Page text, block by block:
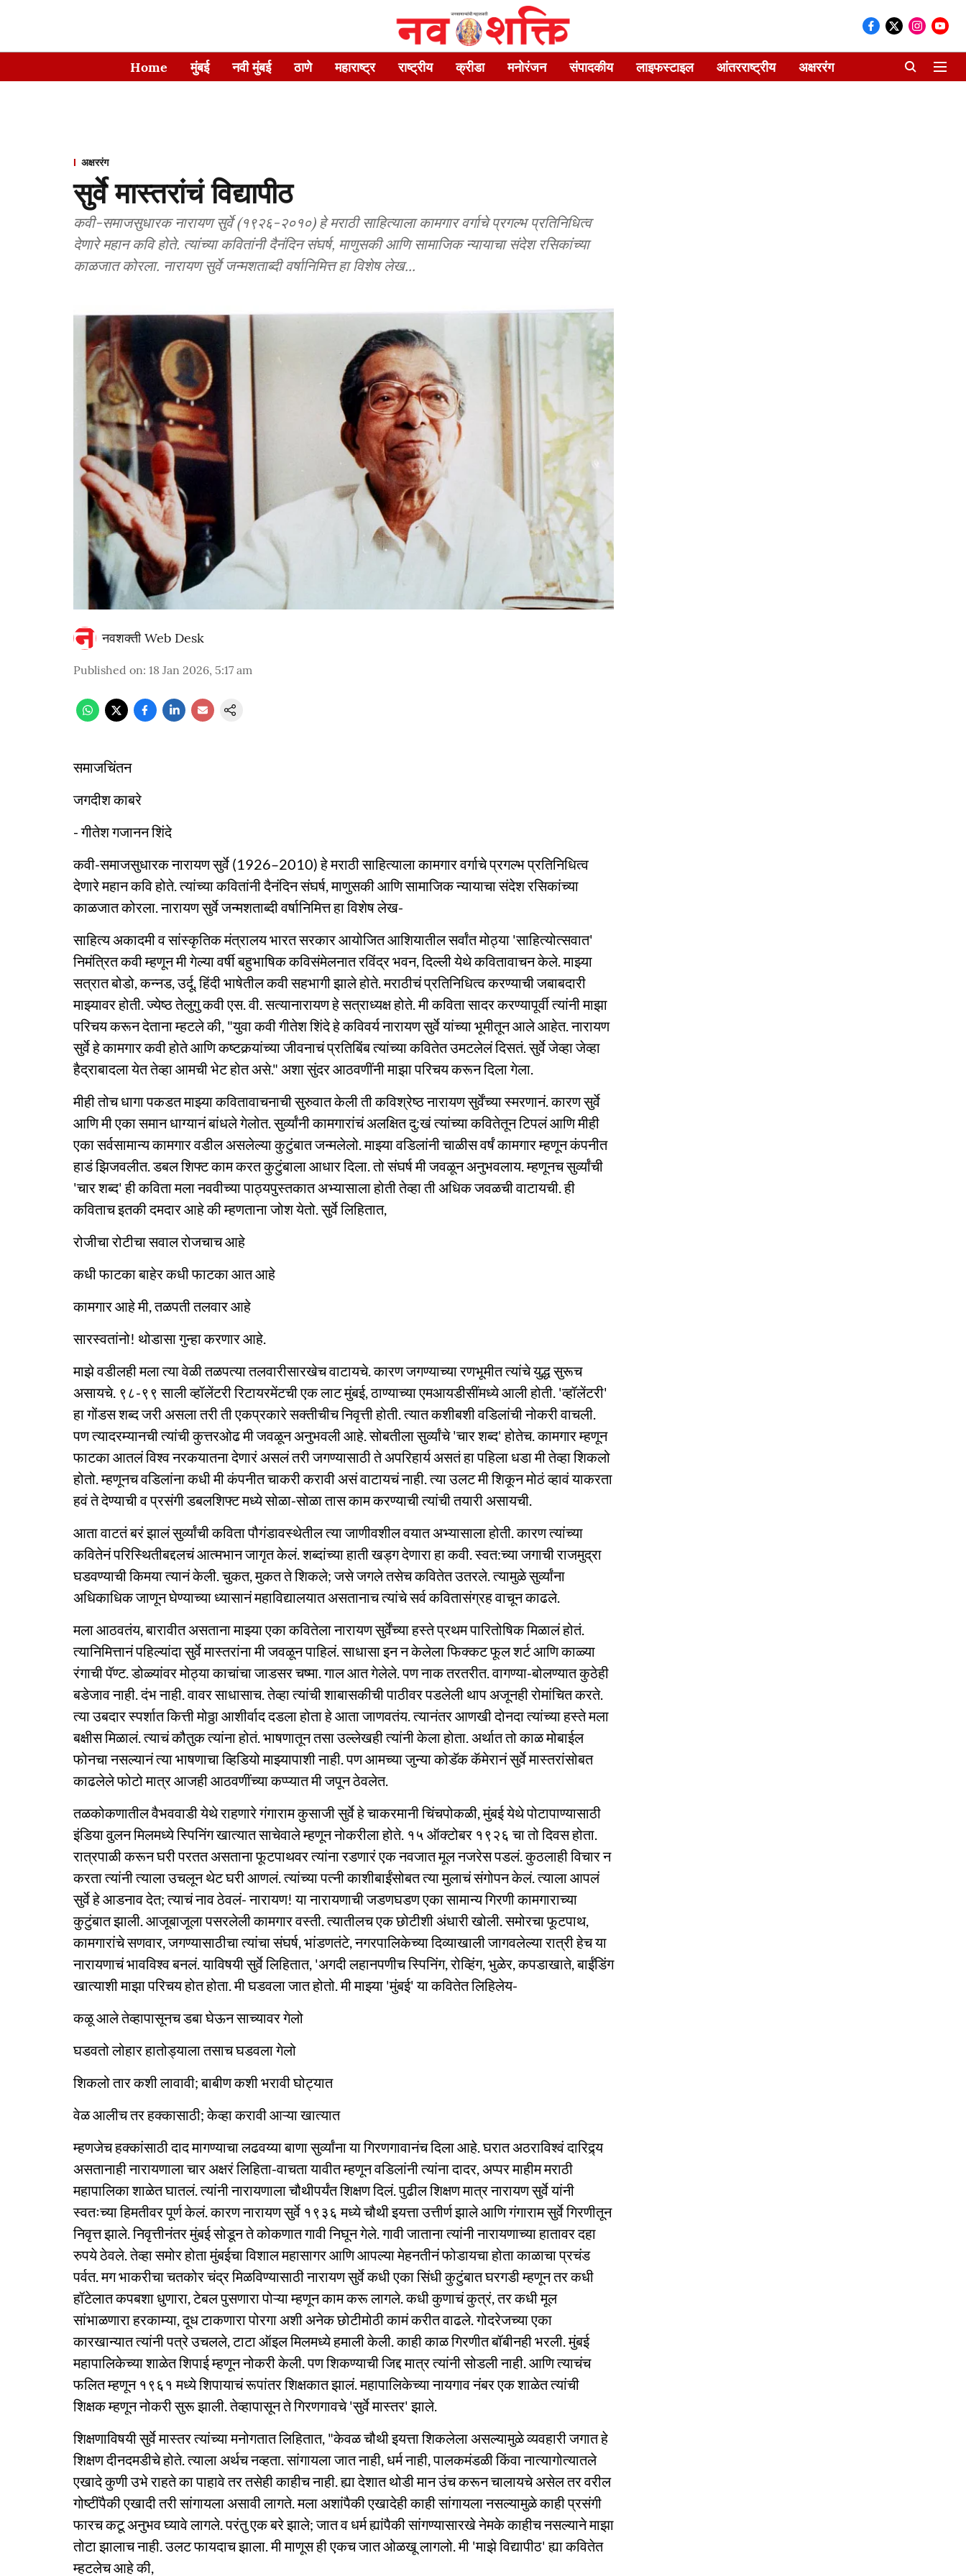
Home मुंबई नवी मुंबई ठाणे महाराष्ट्र राष्ट्रीय क्रीडा मनोरंजन संपादकीय लाइफस्टाइल आंतरराष्ट्रीय अक्षररंग
अक्षररंग
सुर्वे मास्तरांचं विद्यापीठ
कवी-समाजसुधारक नारायण सुर्वे (१९२६-२०१०) हे मराठी साहित्याला कामगार वर्गाचे प्रगल्भ प्रतिनिधित्व
देणारे महान कवि होते. त्यांच्या कवितांनी दैनंदिन संघर्ष, माणुसकी आणि सामाजिक न्यायाचा संदेश रसिकांच्या
काळजात कोरला. नारायण सुर्वे जन्मशताब्दी वर्षानिमित्त हा विशेष लेख...
नवशक्ती Web Desk
Published on: 18 Jan 2026, 5:17 am
समाजचिंतन
जगदीश काबरे
- गीतेश गजानन शिंदे
कवी-समाजसुधारक नारायण सुर्वे (1926–2010) हे मराठी साहित्याला कामगार वर्गाचे प्रगल्भ प्रतिनिधित्व
देणारे महान कवि होते. त्यांच्या कवितांनी दैनंदिन संघर्ष, माणुसकी आणि सामाजिक न्यायाचा संदेश रसिकांच्या
काळजात कोरला. नारायण सुर्वे जन्मशताब्दी वर्षानिमित्त हा विशेष लेख-
साहित्य अकादमी व सांस्कृतिक मंत्रालय भारत सरकार आयोजित आशियातील सर्वांत मोठ्या 'साहित्योत्सवात'
निमंत्रित कवी म्हणून मी गेल्या वर्षी बहुभाषिक कविसंमेलनात रविंद्र भवन, दिल्ली येथे कवितावाचन केले. माझ्या
सत्रात बोडो, कन्नड, उर्दू, हिंदी भाषेतील कवी सहभागी झाले होते. मराठीचं प्रतिनिधित्व करण्याची जबाबदारी
माझ्यावर होती. ज्येष्ठ तेलुगु कवी एस. वी. सत्यानारायण हे सत्राध्यक्ष होते. मी कविता सादर करण्यापूर्वी त्यांनी माझा
परिचय करून देताना म्हटले की, "युवा कवी गीतेश शिंदे हे कविवर्य नारायण सुर्वे यांच्या भूमीतून आले आहेत. नारायण
सुर्वे हे कामगार कवी होते आणि कष्टकर्‍यांच्या जीवनाचं प्रतिबिंब त्यांच्या कवितेत उमटलेलं दिसतं. सुर्वे जेव्हा जेव्हा
हैद्राबादला येत तेव्हा आमची भेट होत असे." अशा सुंदर आठवणींनी माझा परिचय करून दिला गेला.
मीही तोच धागा पकडत माझ्या कवितावाचनाची सुरुवात केली ती कविश्रेष्ठ नारायण सुर्वेंच्या स्मरणानं. कारण सुर्वे
आणि मी एका समान धाग्यानं बांधले गेलोत. सुर्व्यांनी कामगारांचं अलक्षित दु:खं त्यांच्या कवितेतून टिपलं आणि मीही
एका सर्वसामान्य कामगार वडील असलेल्या कुटुंबात जन्मलेलो. माझ्या वडिलांनी चाळीस वर्षं कामगार म्हणून कंपनीत
हाडं झिजवलीत. डबल शिफ्ट काम करत कुटुंबाला आधार दिला. तो संघर्ष मी जवळून अनुभवलाय. म्हणूनच सुर्व्यांची
'चार शब्द' ही कविता मला नववीच्या पाठ्यपुस्तकात अभ्यासाला होती तेव्हा ती अधिक जवळची वाटायची. ही
कविताच इतकी दमदार आहे की म्हणताना जोश येतो. सुर्वे लिहितात,
रोजीचा रोटीचा सवाल रोजचाच आहे
कधी फाटका बाहेर कधी फाटका आत आहे
कामगार आहे मी, तळपती तलवार आहे
सारस्वतांनो! थोडासा गुन्हा करणार आहे.
माझे वडीलही मला त्या वेळी तळपत्या तलवारीसारखेच वाटायचे. कारण जगण्याच्या रणभूमीत त्यांचे युद्ध सुरूच
असायचे. ९८-९९ साली व्हॉलेंटरी रिटायरमेंटची एक लाट मुंबई, ठाण्याच्या एमआयडीसींमध्ये आली होती. 'व्हॉलेंटरी'
हा गोंडस शब्द जरी असला तरी ती एकप्रकारे सक्तीचीच निवृत्ती होती. त्यात कशीबशी वडिलांची नोकरी वाचली.
पण त्यादरम्यानची त्यांची कुत्तरओढ मी जवळून अनुभवली आहे. सोबतीला सुर्व्यांचे 'चार शब्द' होतेच. कामगार म्हणून
फाटका आतलं विश्व नरकयातना देणारं असलं तरी जगण्यासाठी ते अपरिहार्य असतं हा पहिला धडा मी तेव्हा शिकलो
होतो. म्हणूनच वडिलांना कधी मी कंपनीत चाकरी करावी असं वाटायचं नाही. त्या उलट मी शिकून मोठं व्हावं याकरता
हवं ते देण्याची व प्रसंगी डबलशिफ्ट मध्ये सोळा-सोळा तास काम करण्याची त्यांची तयारी असायची.
आता वाटतं बरं झालं सुर्व्यांची कविता पौगंडावस्थेतील त्या जाणीवशील वयात अभ्यासाला होती. कारण त्यांच्या
कवितेनं परिस्थितीबद्दलचं आत्मभान जागृत केलं. शब्दांच्या हाती खड्ग देणारा हा कवी. स्वत:च्या जगाची राजमुद्रा
घडवण्याची किमया त्यानं केली. चुकत, मुकत ते शिकले; जसे जगले तसेच कवितेत उतरले. त्यामुळे सुर्व्यांना
अधिकाधिक जाणून घेण्याच्या ध्यासानं महाविद्यालयात असतानाच त्यांचे सर्व कवितासंग्रह वाचून काढले.
मला आठवतंय, बारावीत असताना माझ्या एका कवितेला नारायण सुर्वेंच्या हस्ते प्रथम पारितोषिक मिळालं होतं.
त्यानिमित्तानं पहिल्यांदा सुर्वे मास्तरांना मी जवळून पाहिलं. साधासा इन न केलेला फिक्कट फूल शर्ट आणि काळ्या
रंगाची पॅण्ट. डोळ्यांवर मोठ्या काचांचा जाडसर चष्मा. गाल आत गेलेले. पण नाक तरतरीत. वागण्या-बोलण्यात कुठेही
बडेजाव नाही. दंभ नाही. वावर साधासाच. तेव्हा त्यांची शाबासकीची पाठीवर पडलेली थाप अजूनही रोमांचित करते.
त्या उबदार स्पर्शात कित्ती मोठ्ठा आशीर्वाद दडला होता हे आता जाणवतंय. त्यानंतर आणखी दोनदा त्यांच्या हस्ते मला
बक्षीस मिळालं. त्याचं कौतुक त्यांना होतं. भाषणातून तसा उल्लेखही त्यांनी केला होता. अर्थात तो काळ मोबाईल
फोनचा नसल्यानं त्या भाषणाचा व्हिडियो माझ्यापाशी नाही. पण आमच्या जुन्या कोडॅक कॅमेरानं सुर्वे मास्तरांसोबत
काढलेले फोटो मात्र आजही आठवणींच्या कप्प्यात मी जपून ठेवलेत.
तळकोकणातील वैभववाडी येथे राहणारे गंगाराम कुसाजी सुर्वे हे चाकरमानी चिंचपोकळी, मुंबई येथे पोटापाण्यासाठी
इंडिया वुलन मिलमध्ये स्पिनिंग खात्यात साचेवाले म्हणून नोकरीला होते. १५ ऑक्टोबर १९२६ चा तो दिवस होता.
रात्रपाळी करून घरी परतत असताना फूटपाथवर त्यांना रडणारं एक नवजात मूल नजरेस पडलं. कुठलाही विचार न
करता त्यांनी त्याला उचलून थेट घरी आणलं. त्यांच्या पत्नी काशीबाईंसोबत त्या मुलाचं संगोपन केलं. त्याला आपलं
सुर्वे हे आडनाव देत; त्याचं नाव ठेवलं- नारायण! या नारायणाची जडणघडण एका सामान्य गिरणी कामगाराच्या
कुटुंबात झाली. आजूबाजूला पसरलेली कामगार वस्ती. त्यातीलच एक छोटीशी अंधारी खोली. समोरचा फूटपाथ,
कामगारांचे सणवार, जगण्यासाठीचा त्यांचा संघर्ष, भांडणतंटे, नगरपालिकेच्या दिव्याखाली जागवलेल्या रात्री हेच या
नारायणाचं भावविश्व बनलं. याविषयी सुर्वे लिहितात, 'अगदी लहानपणीच स्पिनिंग, रोव्हिंग, भुळेर, कपडाखाते, बाईंडिंग
खात्याशी माझा परिचय होत होता. मी घडवला जात होतो. मी माझ्या 'मुंबई' या कवितेत लिहिलेय-
कळू आले तेव्हापासूनच डबा घेऊन साच्यावर गेलो
घडवतो लोहार हातोड्याला तसाच घडवला गेलो
शिकलो तार कशी लावावी; बाबीण कशी भरावी घोट्यात
वेळ आलीच तर हक्कासाठी; केव्हा करावी आऱ्या खात्यात
म्हणजेच हक्कांसाठी दाद मागण्याचा लढवय्या बाणा सुर्व्यांना या गिरणगावानंच दिला आहे. घरात अठराविश्वं दारिद्र्य
असतानाही नारायणाला चार अक्षरं लिहिता-वाचता यावीत म्हणून वडिलांनी त्यांना दादर, अप्पर माहीम मराठी
महापालिका शाळेत घातलं. त्यांनी नारायणाला चौथीपर्यंत शिक्षण दिलं. पुढील शिक्षण मात्र नारायण सुर्वे यांनी
स्वतःच्या हिमतीवर पूर्ण केलं. कारण नारायण सुर्वे १९३६ मध्ये चौथी इयत्ता उत्तीर्ण झाले आणि गंगाराम सुर्वे गिरणीतून
निवृत्त झाले. निवृत्तीनंतर मुंबई सोडून ते कोकणात गावी निघून गेले. गावी जाताना त्यांनी नारायणाच्या हातावर दहा
रुपये ठेवले. तेव्हा समोर होत‍ा मुंबईचा विशाल महासागर आणि आपल्या मेहनतीनं फोडायचा होता काळाचा प्रचंड
पर्वत. मग भाकरीचा चतकोर चंद्र मिळविण्यासाठी नारायण सुर्वे कधी एका सिंधी कुटुंबात घरगडी म्हणून तर कधी
हॉटेलात कपबशा धुणारा, टेबल पुसणारा पोऱ्या म्हणून काम करू लागले. कधी कुणाचं कुत्रं, तर कधी मूल
सांभाळणारा हरकाम्या, दूध टाकणारा पोरगा अशी अनेक छोटीमोठी कामं करीत वाढले. गोदरेजच्या एका
कारखान्यात त्यांनी पत्रे उचलले, टाटा ऑइल मिलमध्ये हमाली केली. काही काळ गिरणीत बॉबीनही भरली. मुंबई
महापालिकेच्या शाळेत शिपाई म्हणून नोकरी केली. पण शिकण्याची जिद्द मात्र त्यांनी सोडली नाही. आणि त्याचंच
फलित म्हणून १९६१ मध्ये शिपायाचं रूपांतर शिक्षकात झालं. महापालिकेच्या नायगाव नंबर एक शाळेत त्यांची
शिक्षक म्हणून नोकरी सुरू झाली. तेव्हापासून ते गिरणगावचे 'सुर्वे मास्तर' झाले.
शिक्षणाविषयी सुर्वे मास्तर त्यांच्या मनोगतात लिहितात, "केवळ चौथी इयत्ता शिकलेला असल्यामुळे व्यवहारी जगात हे
शिक्षण दीनदमडीचे होते. त्याला अर्थच नव्हता. सांगायला जात नाही, धर्म नाही, पालकमंडळी किंवा नात्यागोत्यातले
एखादे कुणी उभे राहते का पाहावे तर तसेही काहीच नाही. ह्या देशात थोडी मान उंच करून चालायचे असेल तर वरील
गोष्टींपैकी एखादी तरी सांगायला असावी लागते. मला अशांपैकी एखादेही काही सांगायला नसल्यामुळे काही प्रसंगी
फारच कटू अनुभव घ्यावे लागले. परंतु एक बरे झाले; जात व धर्म ह्यांपैकी सांगण्यासारखे नेमके काहीच नसल्याने माझा
तोटा झालाच नाही. उलट फायदाच झाला. मी माणूस ही एकच जात ओळखू लागलो. मी 'माझे विद्यापीठ' ह्या कवितेत
म्हटलेच आहे की,